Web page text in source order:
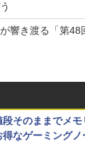
響き渡る「第
段そのままでメ
得なゲーミングノ